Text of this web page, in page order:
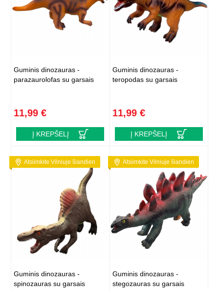
Guminis dinozauras -
parazaurolofas su garsais
11,99 €
Į KREPŠELĮ
Guminis dinozauras -
teropodas su garsais
11,99 €
Į KREPŠELĮ
Atsiimkite Vilniuje šiandien
Guminis dinozauras -
spinozauras su garsais
Atsiimkite Vilniuje šiandien
Guminis dinozauras -
stegozauras su garsais